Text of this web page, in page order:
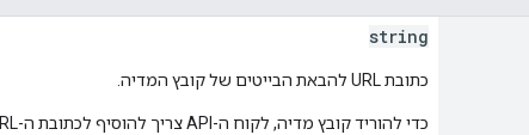
string
כתובת URL להבאת הבייטים של קובץ המדיה.
כדי להוריד קובץ מדיה, לקוח ה-API צריך להוסיף לכתובת ה-URL הזו את הפרמטרים